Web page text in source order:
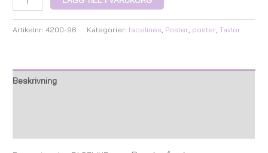
Artikelnr:4200-96 Kategorier:facelines Poster poster ,Tavlor
Beskrivning